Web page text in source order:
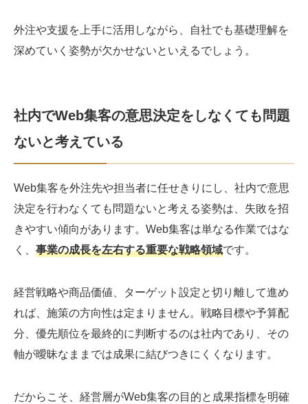
外注や支援を上手に活用しながら、自社でも基礎理解を
深めていく姿勢が欠かせないといえるでしょう。
社内でWeb集客の意思決定をしなくても問題
ないと考えている
Web集客を外注先や担当者に任せきりにし、社内で意思
決定を行わなくても問題ないと考える姿勢は、失敗を招
きやすい傾向があります。Web集客は単なる作業ではな
く、 事業の成長を左右する重要な戦略領域です。
経営戦略や商品価値、ターゲット設定と切り離して進め
れば、施策の方向性は定まりません。戦略目標や予算配
分、優先順位を最終的に判断するのは社内であり、その
軸が曖昧なままでは成果に結びつきにくくなります。
だからこそ、経営層がWeb集客の目的と成果指標を明確